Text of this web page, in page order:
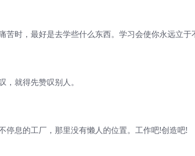
苦时，最好是去学些什么东西。学习会使你永远立于
，就得先赞叹别人。
停息的工厂，那里没有懒人的位置。工作吧!创造吧!